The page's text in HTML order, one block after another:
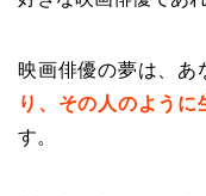
映画俳優の夢は、あ
り、その人のように
す。